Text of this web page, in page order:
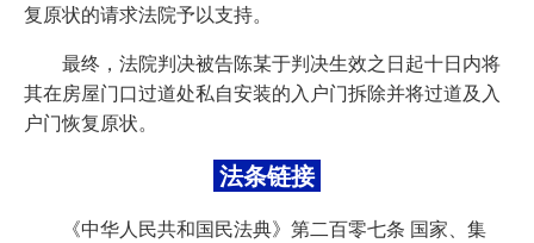
复原状的请求法院予以支持。
最终，法院判决被告陈某于判决生效之日起十日内将
其在房屋门口过道处私自安装的入户门拆除并将过道及入
户门恢复原状。
法条链接
《中华人民共和国民法典》第二百零七条 国家、集